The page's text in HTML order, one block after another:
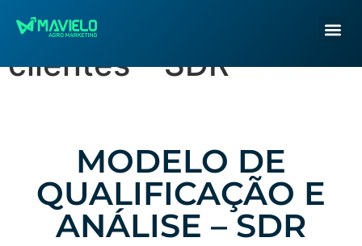
Qualificação de
clientes – SDR
MODELO DE
QUALIFICAÇÃO E
ANÁLISE – SDR